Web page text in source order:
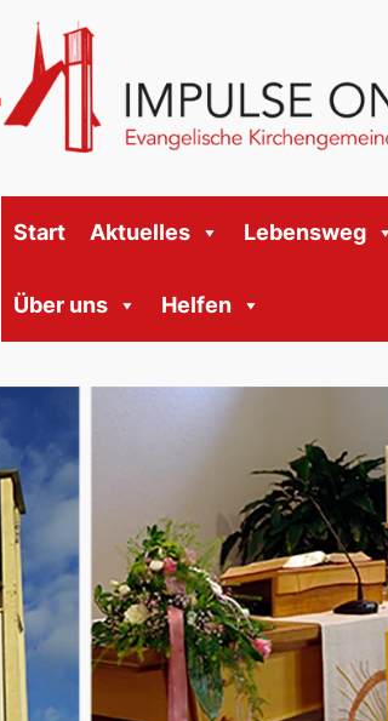
Start Aktuelles Lebensweg
Über uns Helfen